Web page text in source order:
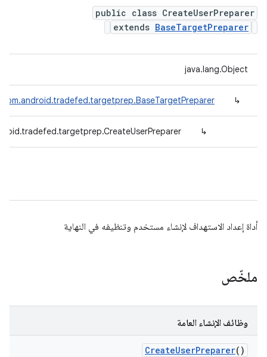
public class CreateUserPreparer
extends BaseTargetPreparer
java.lang.Object
↳
com.android.tradefed.targetprep.BaseTargetPreparer
↳
أداة إعداد الاستهداف لإنشاء مستخدم وتنظيفه في النهاية
ملخّص
وظائف الإنشاء العامة
CreateUserPreparer()